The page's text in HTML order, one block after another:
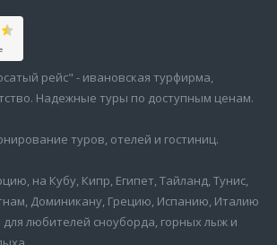
рейс" - ивановская турфирма,
Надежные туры по доступным ценам.
туров, отелей и гостиниц.
на Кубу, Кипр, Египет, Тайланд, Тунис,
Доминикану, Грецию, Испанию, Италию
любителей сноуборда, горных лыж и